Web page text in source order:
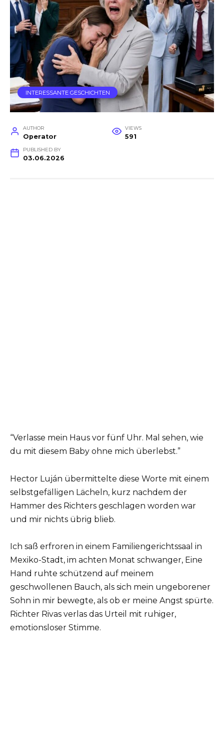
INTERESSANTE GESCHICHTEN
AUTHOR
Operator
VIEWS
591
PUBLISHED BY
03.06.2026
“Verlasse mein Haus vor fünf Uhr. Mal sehen, wie
du mit diesem Baby ohne mich überlebst.”
Hector Luján übermittelte diese Worte mit einem
selbstgefälligen Lächeln, kurz nachdem der
Hammer des Richters geschlagen worden war
und mir nichts übrig blieb.
Ich saß erfroren in einem Familiengerichtssaal in
Mexiko-Stadt, im achten Monat schwanger, Eine
Hand ruhte schützend auf meinem
geschwollenen Bauch, als sich mein ungeborener
Sohn in mir bewegte, als ob er meine Angst spürte.
Richter Rivas verlas das Urteil mit ruhiger,
emotionsloser Stimme.